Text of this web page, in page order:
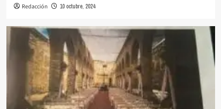
Redacción 10 octubre, 2024